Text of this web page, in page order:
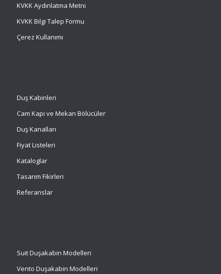
KVKK Aydınlatma Metni
KVKK Bilgi Talep Formu
Çerez Kullanımı
Duş Kabinleri
Cam Kapı ve Mekan Bölücüler
Duş Kanalları
Fiyat Listeleri
Kataloglar
Tasarım Fikirleri
Referanslar
SuitDuşakabin Modelleri
Vento Duşakabin Modelleri